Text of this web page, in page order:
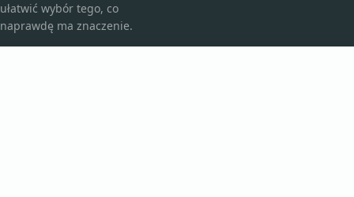
ułatwić wybór tego, co
naprawdę ma znaczenie.